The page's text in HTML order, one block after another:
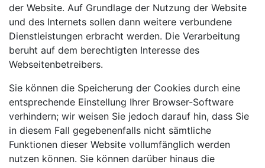
der Website. Auf Grundlage der Nutzung der Website
und des Internets sollen dann weitere verbundene
Dienstleistungen erbracht werden. Die Verarbeitung
beruht auf dem berechtigten Interesse des
Webseitenbetreibers.
Sie können die Speicherung der Cookies durch eine
entsprechende Einstellung Ihrer Browser-Software
verhindern; wir weisen Sie jedoch darauf hin, dass Sie
in diesem Fall gegebenenfalls nicht sämtliche
Funktionen dieser Website vollumfänglich werden
nutzen können. Sie können darüber hinaus die